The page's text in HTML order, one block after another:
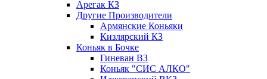
Арегак КЗ
Другие Производители
Армянские Коньяки
Кизлярский КЗ
Коньяк в Бочке
Гиневан ВЗ
Коньяк "СИС АЛКО"